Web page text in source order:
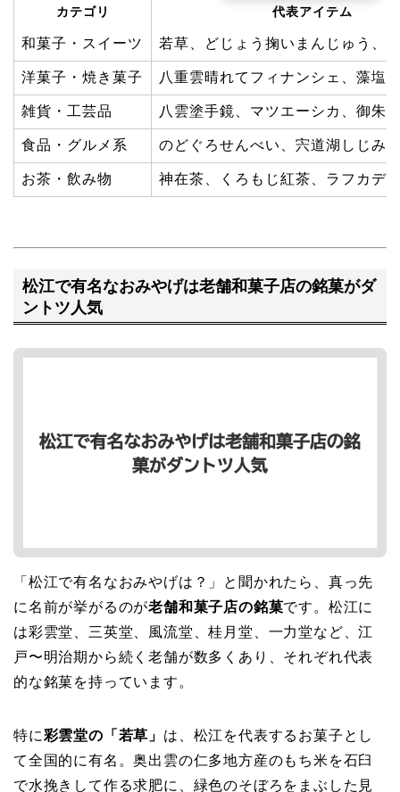
カテゴリ 代表アイテム
和菓子・スイーツ 若草、どじょう掬いまんじゅう、
洋菓子・焼き菓子 八重雲晴れてフィナンシェ、藻塩
雑貨・工芸品 八雲塗手鏡、マツエーシカ、御朱
食品・グルメ系 のどぐろせんべい、宍道湖しじみ
お茶・飲み物 神在茶、くろもじ紅茶、ラフカデ
松江で有名なおみやげは老舗和菓子店の銘菓がダ
ントツ人気
「松江で有名なおみやげは？」と聞かれたら、真っ先
に名前が挙がるのが老舗和菓子店の銘菓です。松江に
は彩雲堂、三英堂、風流堂、桂月堂、一力堂など、江
戸〜明治期から続く老舗が数多くあり、それぞれ代表
的な銘菓を持っています。
特に彩雲堂の「若草」 は、松江を代表するお菓子とし
て全国的に有名。奥出雲の仁多地方産のもち米を石臼
で水挽きして作る求肥に、緑色のそぼろをまぶした見